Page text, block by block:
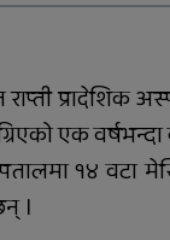
नवनिर्मित
उद्घाटन
प्रादेशिक
एक
१४ वटा
।